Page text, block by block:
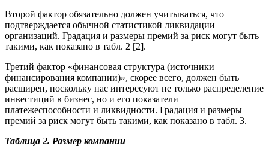
Второй фактор обязательно должен учитываться, что
подтверждается обычной статистикой ликвидации
организаций. Градация и размеры премий за риск могут быть
такими, как показано в табл. 2 [2].
Третий фактор «финансовая структура (источники
финансирования компании)», скорее всего, должен быть
расширен, поскольку нас интересуют не только распределение
инвестиций в бизнес, но и его показатели
платежеспособности и ликвидности. Градация и размеры
премий за риск могут быть такими, как показано в табл. 3.
Таблица 2. Размер компании